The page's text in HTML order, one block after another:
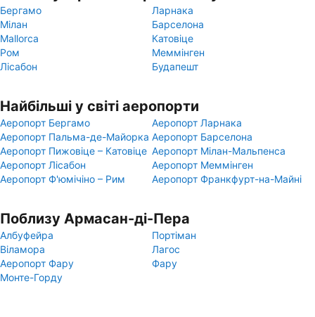
Бергамо
Ларнака
Мілан
Барселона
Mallorca
Катовіце
Ром
Меммінген
Лісабон
Будапешт
Найбільші у світі аеропорти
Аеропорт Бергамо
Аеропорт Ларнака
Аеропорт Пальма-де-Майорка Аеропорт Барселона
Аеропорт Пижовіце – Катовіце Аеропорт Мілан-Мальпенса
Аеропорт Лісабон
Аеропорт Меммінген
Аеропорт Ф'юмічіно – Рим
Аеропорт Франкфурт-на-Майні
Поблизу Армасан-ді-Пера
Албуфейра
Портіман
Віламора
Лагос
Аеропорт Фару
Фару
Монте-Горду